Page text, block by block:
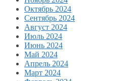
Октябрь 2024
Сентябрь 2024
Август 2024
Июль 2024
Июнь 2024
Май 2024
Апрель 2024
Март 2024